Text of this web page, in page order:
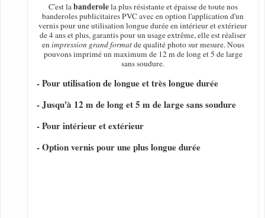
C'est labanderolela plus résistante et épaisse de toute nos
banderoles publicitaires PVC avec en option l'application d'un
vernis pour une utilisation longue durée en intérieur et extérieur
de 4 ans et plus, garantis pour un usage extrême, elle est réaliser
enimpression grand formatde qualité photo sur mesure. Nous
pouvons imprimé un maximum de 12 m de long et 5 de large
sans soudure.
- Pour utilisation de longue et très longue durée
- Jusqu'à 12 m de long et 5 m de large sans soudure
- Pour intérieur et extérieur
- Option vernis pour une plus longue durée